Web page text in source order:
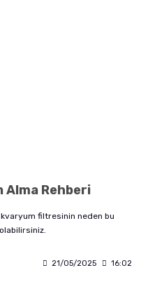
Alma Rehberi
filtresinin neden bu
21/05/2025 16:02